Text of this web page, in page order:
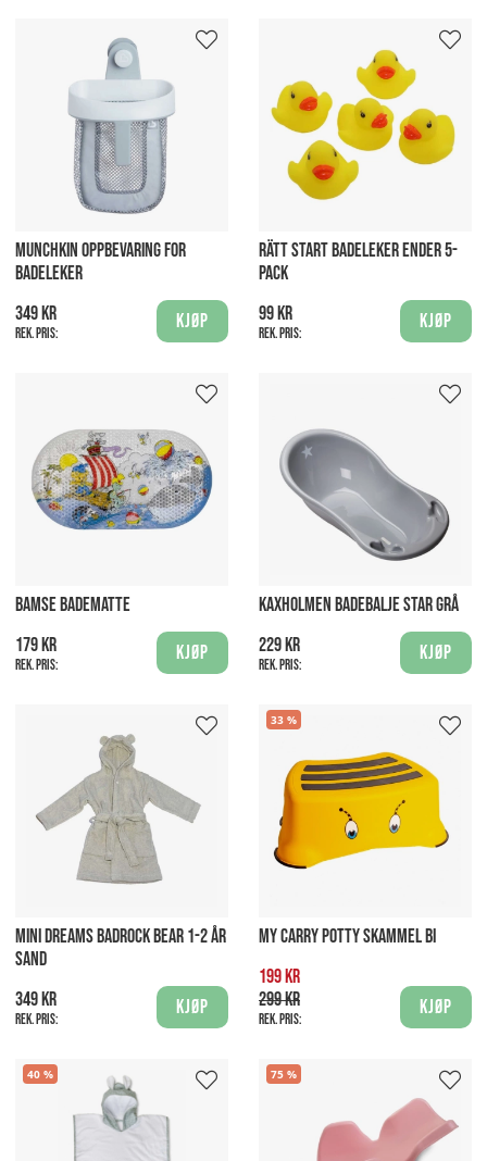
MUNCHKIN OPPBEVARING FOR
BADELEKER
349 kr
Rek. pris:
Kjøp
RÄTT START BADELEKER ENDER 5-
PACK
99 kr
Rek. pris:
Kjøp
BAMSE BADEMATTE
179 kr
Rek. pris:
Kjøp
KAXHOLMEN BADEBALJE STAR GRÅ
229 kr
Rek. pris:
Kjøp
MINI DREAMS BADROCK BEAR 1-2 ÅR
SAND
349 kr
Rek. pris:
Kjøp
33
MY CARRY POTTY SKAMMEL BI
199 kr
299 kr
Rek. pris:
Kjøp
40 75